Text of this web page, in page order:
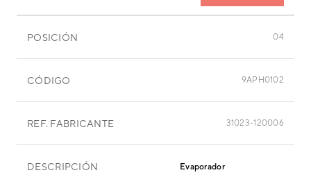
POSICIÓN 04
CÓDIGO 9APH0102
REF. FABRICANTE 31023-120006
DESCRIPCIÓN Evaporador